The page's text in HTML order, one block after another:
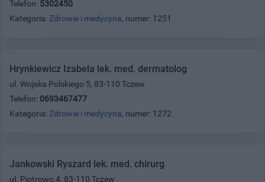
Telefon: 5302450
Kategoria: Zdrowie i medycyna, numer: 1251
Hrynkiewicz Izabela lek. med. dermatolog
ul. Wojska Polskiego 5, 83-110 Tczew
Telefon: 0693467477
Kategoria: Zdrowie i medycyna, numer: 1272
Jankowski Ryszard lek. med. chirurg
ul. Piotrowo 4, 83-110 Tczew